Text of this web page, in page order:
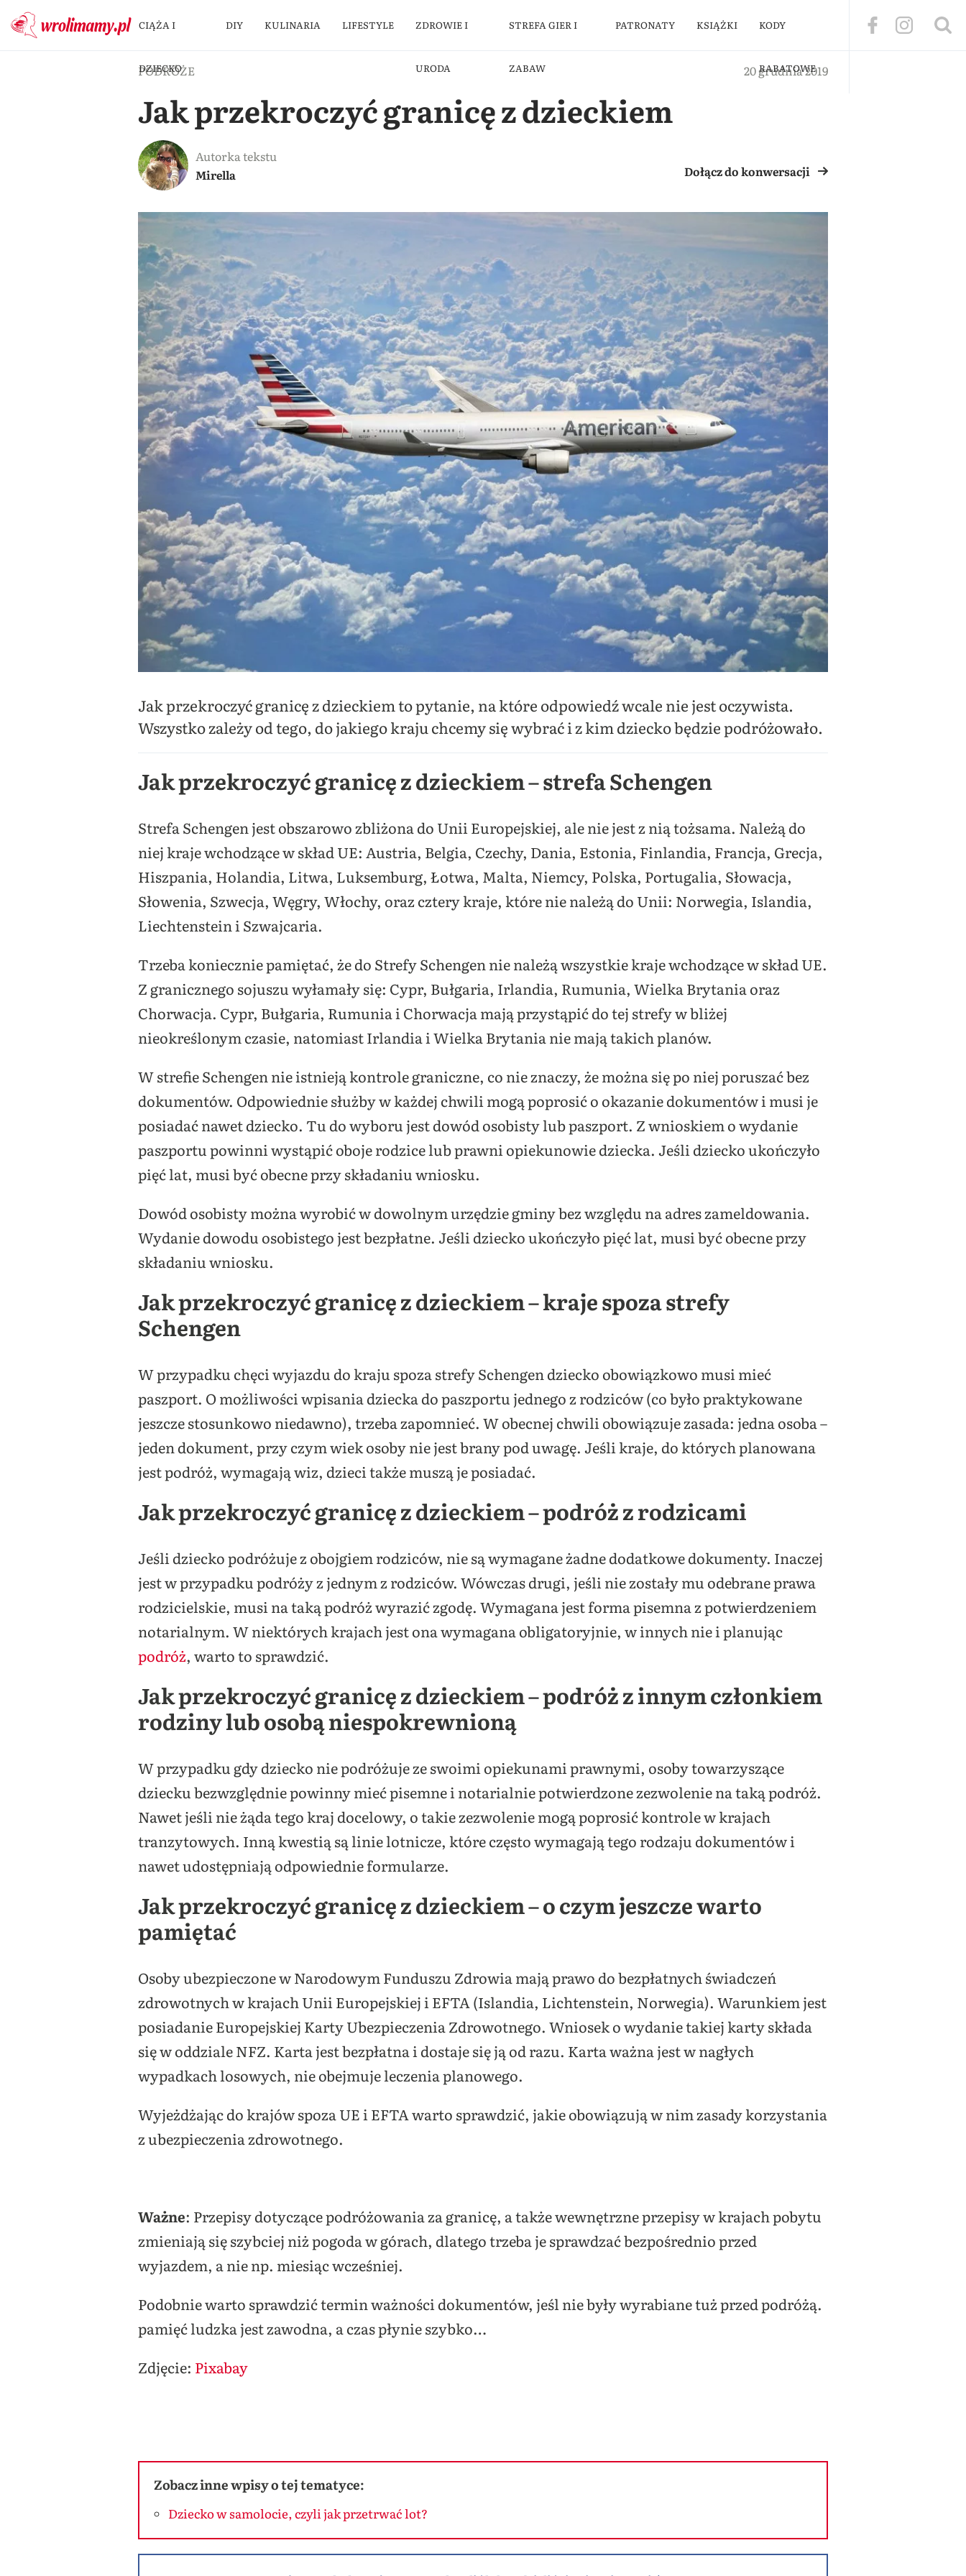
CIĄŻA I
DZIECKO
DIY KULINARIA LIFESTYLE ZDROWIE I
URODA
STREFA GIER I
ZABAW
PATRONATY KSIĄŻKI KODY
RABATOWE
PODRÓŻE 20 grudnia 2019
Jak przekroczyć granicę z dzieckiem
Autorka tekstu
Mirella
Dołącz do konwersacji
Jak przekroczyć granicę z dzieckiem to pytanie, na które odpowiedź wcale nie jest oczywista.
Wszystko zależy od tego, do jakiego kraju chcemy się wybrać i z kim dziecko będzie podróżowało.
Jak przekroczyć granicę z dzieckiem – strefa Schengen
Strefa Schengen jest obszarowo zbliżona do Unii Europejskiej, ale nie jest z nią tożsama. Należą do
niej kraje wchodzące w skład UE: Austria, Belgia, Czechy, Dania, Estonia, Finlandia, Francja, Grecja,
Hiszpania, Holandia, Litwa, Luksemburg, Łotwa, Malta, Niemcy, Polska, Portugalia, Słowacja,
Słowenia, Szwecja, Węgry, Włochy, oraz cztery kraje, które nie należą do Unii: Norwegia, Islandia,
Liechtenstein i Szwajcaria.
Trzeba koniecznie pamiętać, że do Strefy Schengen nie należą wszystkie kraje wchodzące w skład UE.
Z granicznego sojuszu wyłamały się: Cypr, Bułgaria, Irlandia, Rumunia, Wielka Brytania oraz
Chorwacja. Cypr, Bułgaria, Rumunia i Chorwacja mają przystąpić do tej strefy w bliżej
nieokreślonym czasie, natomiast Irlandia i Wielka Brytania nie mają takich planów.
W strefie Schengen nie istnieją kontrole graniczne, co nie znaczy, że można się po niej poruszać bez
dokumentów. Odpowiednie służby w każdej chwili mogą poprosić o okazanie dokumentów i musi je
posiadać nawet dziecko. Tu do wyboru jest dowód osobisty lub paszport. Z wnioskiem o wydanie
paszportu powinni wystąpić oboje rodzice lub prawni opiekunowie dziecka. Jeśli dziecko ukończyło
pięć lat, musi być obecne przy składaniu wniosku.
Dowód osobisty można wyrobić w dowolnym urzędzie gminy bez względu na adres zameldowania.
Wydanie dowodu osobistego jest bezpłatne. Jeśli dziecko ukończyło pięć lat, musi być obecne przy
składaniu wniosku.
Jak przekroczyć granicę z dzieckiem – kraje spoza strefy
Schengen
W przypadku chęci wyjazdu do kraju spoza strefy Schengen dziecko obowiązkowo musi mieć
paszport. O możliwości wpisania dziecka do paszportu jednego z rodziców (co było praktykowane
jeszcze stosunkowo niedawno), trzeba zapomnieć. W obecnej chwili obowiązuje zasada: jedna osoba –
jeden dokument, przy czym wiek osoby nie jest brany pod uwagę. Jeśli kraje, do których planowana
jest podróż, wymagają wiz, dzieci także muszą je posiadać.
Jak przekroczyć granicę z dzieckiem – podróż z rodzicami
Jeśli dziecko podróżuje z obojgiem rodziców, nie są wymagane żadne dodatkowe dokumenty. Inaczej
jest w przypadku podróży z jednym z rodziców. Wówczas drugi, jeśli nie zostały mu odebrane prawa
rodzicielskie, musi na taką podróż wyrazić zgodę. Wymagana jest forma pisemna z potwierdzeniem
notarialnym. W niektórych krajach jest ona wymagana obligatoryjnie, w innych nie i planując
podróż, warto to sprawdzić.
Jak przekroczyć granicę z dzieckiem – podróż z innym członkiem
rodziny lub osobą niespokrewnioną
W przypadku gdy dziecko nie podróżuje ze swoimi opiekunami prawnymi, osoby towarzyszące
dziecku bezwzględnie powinny mieć pisemne i notarialnie potwierdzone zezwolenie na taką podróż.
Nawet jeśli nie żąda tego kraj docelowy, o takie zezwolenie mogą poprosić kontrole w krajach
tranzytowych. Inną kwestią są linie lotnicze, które często wymagają tego rodzaju dokumentów i
nawet udostępniają odpowiednie formularze.
Jak przekroczyć granicę z dzieckiem – o czym jeszcze warto
pamiętać
Osoby ubezpieczone w Narodowym Funduszu Zdrowia mają prawo do bezpłatnych świadczeń
zdrowotnych w krajach Unii Europejskiej i EFTA (Islandia, Lichtenstein, Norwegia). Warunkiem jest
posiadanie Europejskiej Karty Ubezpieczenia Zdrowotnego. Wniosek o wydanie takiej karty składa
się w oddziale NFZ. Karta jest bezpłatna i dostaje się ją od razu. Karta ważna jest w nagłych
wypadkach losowych, nie obejmuje leczenia planowego.
Wyjeżdżając do krajów spoza UE i EFTA warto sprawdzić, jakie obowiązują w nim zasady korzystania
z ubezpieczenia zdrowotnego.
Ważne: Przepisy dotyczące podróżowania za granicę, a także wewnętrzne przepisy w krajach pobytu
zmieniają się szybciej niż pogoda w górach, dlatego trzeba je sprawdzać bezpośrednio przed
wyjazdem, a nie np. miesiąc wcześniej.
Podobnie warto sprawdzić termin ważności dokumentów, jeśl nie były wyrabiane tuż przed podróżą.
pamięć ludzka jest zawodna, a czas płynie szybko…
Zdjęcie: Pixabay
Zobacz inne wpisy o tej tematyce:
Dziecko w samolocie, czyli jak przetrwać lot?